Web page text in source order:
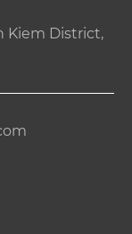
Kiem District,